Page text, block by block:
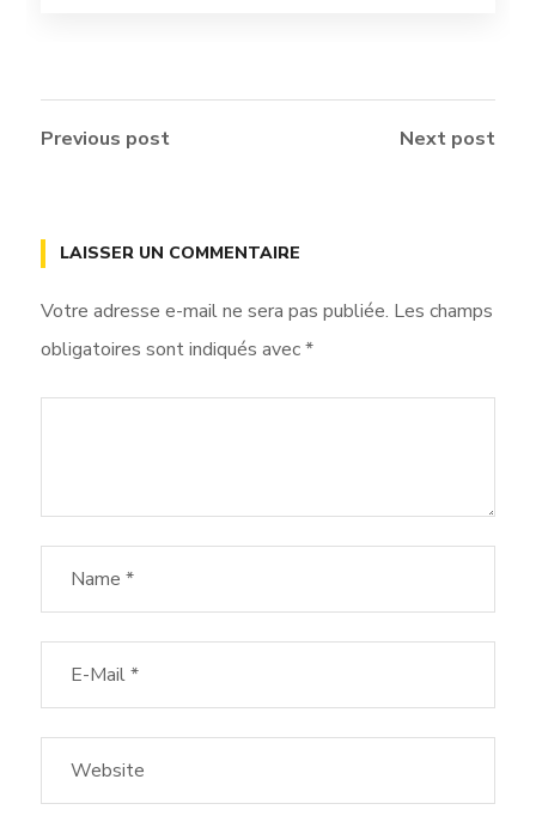
Previous post Next post
LAISSER UN COMMENTAIRE
Votre adresse e-mail ne sera pas publiée. Les champs
obligatoires sont indiqués avec*